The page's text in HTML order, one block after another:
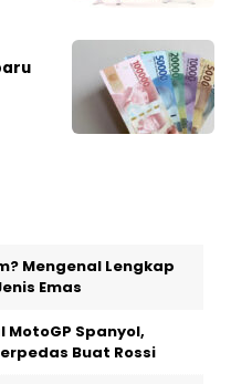
Mengenal Lengkap
Emas
Spanyol,
Buat Rossi